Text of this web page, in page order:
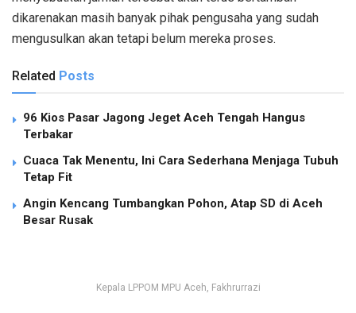
dikarenakan masih banyak pihak pengusaha yang sudah
mengusulkan akan tetapi belum mereka proses.
Related Posts
96 Kios Pasar Jagong Jeget Aceh Tengah Hangus
Terbakar
Cuaca Tak Menentu, Ini Cara Sederhana Menjaga Tubuh
Tetap Fit
Angin Kencang Tumbangkan Pohon, Atap SD di Aceh
Besar Rusak
Kepala LPPOM MPU Aceh, Fakhrurrazi